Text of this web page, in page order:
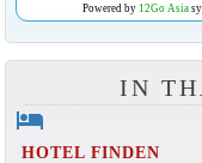
Powered by 12Go Asia
IN
hotel
HOTEL FINDEN